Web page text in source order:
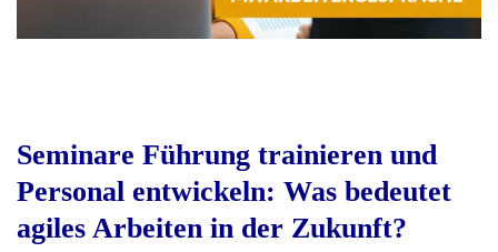
Seminare Führung trainieren und
Personal entwickeln: Was bedeutet
agiles Arbeiten in der Zukunft?